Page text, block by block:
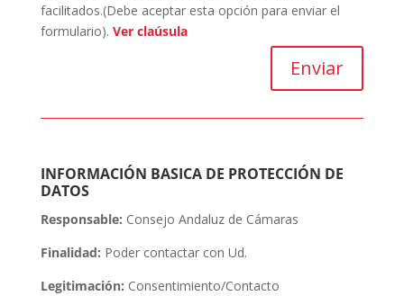
facilitados.(Debe aceptar esta opción para enviar el
formulario).Ver claúsula
Enviar
INFORMACIÓN BASICA DE PROTECCIÓN DE
DATOS
Responsable: Consejo Andaluz de Cámaras
Finalidad: Poder contactar con Ud.
Legitimación: Consentimiento/Contacto